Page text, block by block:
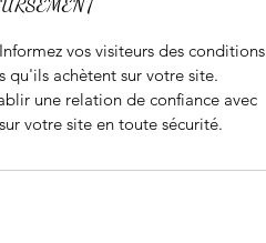
vos visiteurs des conditions
qu'ils achètent sur votre site.
une relation de confiance avec
votre site en toute sécurité.